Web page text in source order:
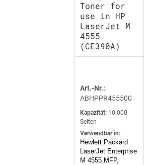
Toner for
use in HP
LaserJet M
4555
(CE390A)
Art.-Nr.:
ABHPPR455500
Kapazität: 10.000
Seiten
Verwendbar in:
Hewlett Packard
LaserJet Enterprise
M 4555 MFP,